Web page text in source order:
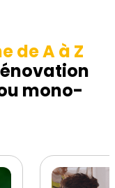
de A à Z
mono-